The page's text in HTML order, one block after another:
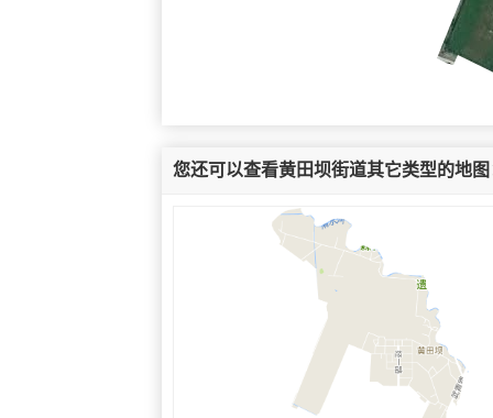
您还可以查看黄田坝街道其它类型的地图